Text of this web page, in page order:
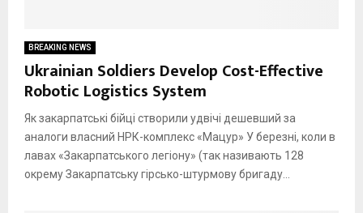
BREAKING NEWS
Ukrainian Soldiers Develop Cost-Effective
Robotic Logistics System
Як закарпатські бійці створили удвічі дешевший за
аналоги власний НРК-комплекс «Мацур» У березні, коли в
лавах «Закарпатського легіону» (так називають 128
окрему Закарпатську гірсько-штурмову бригаду...